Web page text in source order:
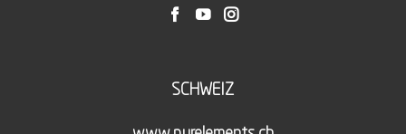
SCHWEIZ